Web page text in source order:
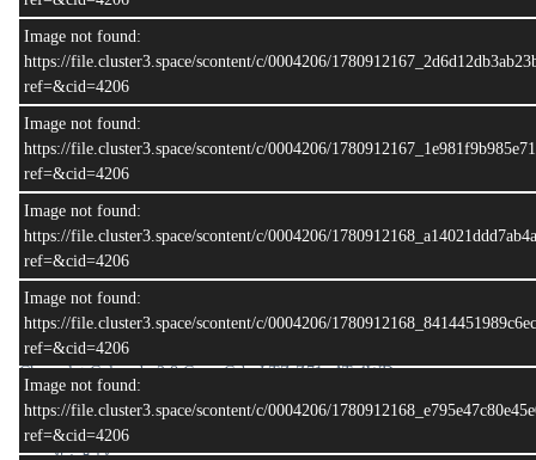
–/
Image not found:
https://file.cluster3.space/scontent/c/0004206/
ref=&cid=4206
Image not found:
https://file.cluster3.space/scontent/c/0004206/
ref=&cid=4206
Image not found:
https://file.cluster3.space/scontent/c/0004206/
ref=&cid=4206
Image not found:
https://file.cluster3.space/scontent/c/0004206/
ref=&cid=4206
Image not found:
https://file.cluster3.space/scontent/c/0004206/
ref=&cid=4206
Chevrolet Colorado 2.8 Crew Cab LTZ Z71 AT 4WD
ปี. 2013. ปีจด. 2013
ไมล์ : 32,xxx กม.
สี : ขาว